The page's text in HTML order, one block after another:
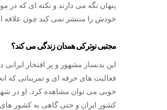
پنهان نگه می دارند و نکته ای که
خودش را منتشر نمی کند چون علاقه
مجتبی نوترکی همدان زندگی می کند؟
این بدنساز مشهور و پر افتخار
فعالیت های حرفه ای و تمریناتی که
خوبی می توان مشاهده کرد. او در
کشور ایران و حتی گاهی به کشور